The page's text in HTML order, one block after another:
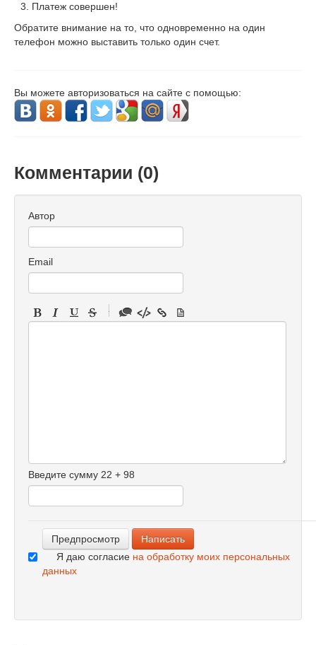
Платеж совершен!
Обратите внимание на то, что одновременно на один
телефон можно выставить только один счет.
Вы можете авторизоваться на сайте с помощью:
Комментарии (0)
Автор
Email
-
-
-
-
Введите сумму 22 + 98
Я даю согласие на обработку моих персональных
данных